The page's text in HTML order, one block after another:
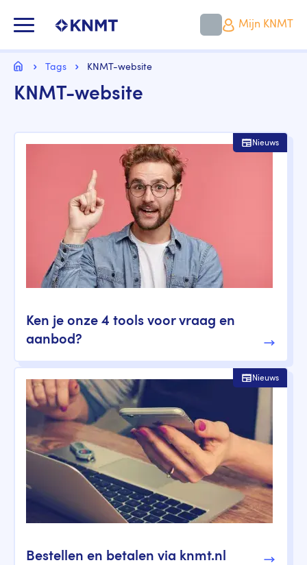
naar
gaan
Mijn KNMT
Kruimelpad
HomeTags KNMT-website
KNMT-website
Ken je onze 4 tools voor vraag en
aanbod?
Nieuws
Bestellen en betalen via knmt.nl
Nieuws